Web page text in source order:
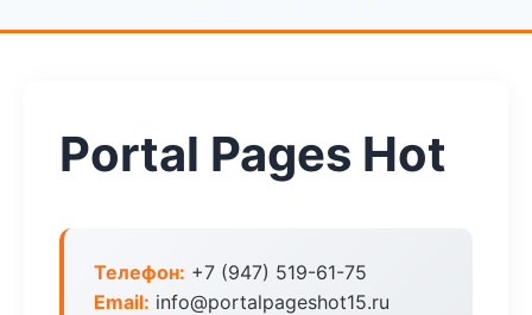
Portal Pages Hot
Телефон: +7 (947) 519-61-75
Email: info@portalpageshot15.ru